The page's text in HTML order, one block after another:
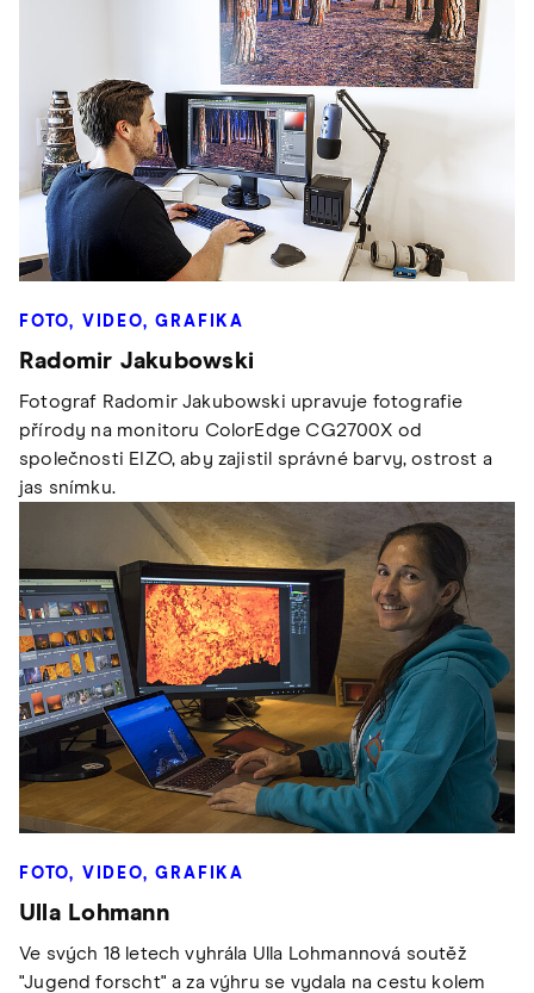
FOTO, VIDEO, GRAFIKA
Radomir Jakubowski
Fotograf Radomir Jakubowski upravuje fotografie
přírody na monitoru ColorEdge CG2700X od
společnosti EIZO, aby zajistil správné barvy, ostrost a
jas snímku.
FOTO, VIDEO, GRAFIKA
Ulla Lohmann
Ve svých 18 letech vyhrála Ulla Lohmannová soutěž
"Jugend forscht" a za výhru se vydala na cestu kolem